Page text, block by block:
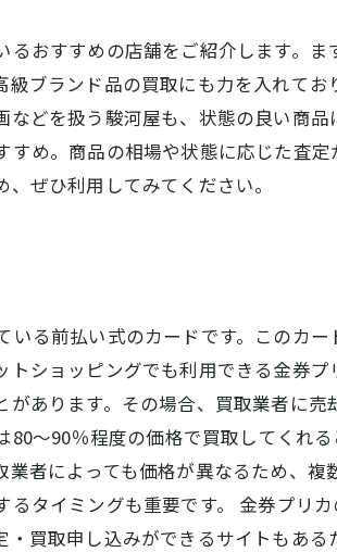
おすすめの店舗をご紹介します。
ブランド品の買取にも力を入れて
どを扱う駿河屋も、状態の良い商
め。商品の相場や状態に応じた査
ぜひ利用してみてください。
る前払い式のカードです。このカ
ショッピングでも利用できる金券
あります。その場合、買取業者に
～90％程度の価格で買取してくれ
者によっても価格が異なるため、複
タイミングも重要です。 金券プリ
買取申し込みができるサイトもあ